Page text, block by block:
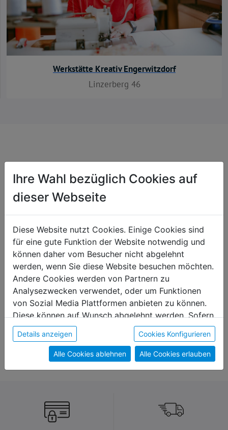
Werkstätte Kreativ Engerwitzdorf
Linzerberg 46
Brettspiel "Lass dich nicht ärgern"
Schneidebrett
€ 6,00
Ihre Wahl bezüglich Cookies auf
dieser Webseite
Diese Website nutzt Cookies. Einige Cookies sind
für eine gute Funktion der Website notwendig und
können daher vom Besucher nicht abgelehnt
werden, wenn Sie diese Website besuchen möchten.
Andere Cookies werden von Partnern zu
Analysezwecken verwendet, oder um Funktionen
von Sozial Media Plattformen anbieten zu können.
Diese können auf Wunsch abgelehnt werden. Sofern
sie unsere Webseite weiter nutzen, geben Sie
Einwilligung zu unseren Cookies.
Details anzeigen Cookies Konfigurieren
Alle Cookies ablehnen Alle Cookies erlauben